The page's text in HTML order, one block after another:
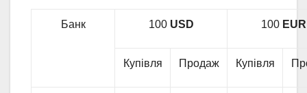
Банк 100 USD 100 EUR
Купівля Продаж Купівля